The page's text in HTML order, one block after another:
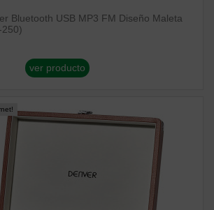
Bluetooth USB MP3 FM Diseño Maleta
250)
ver producto